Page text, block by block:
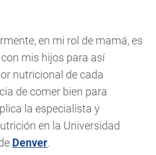
en mi rol de mamá, es
mis hijos para así
nutricional de cada
de comer bien para
la especialista y
en la Universidad
Denver.